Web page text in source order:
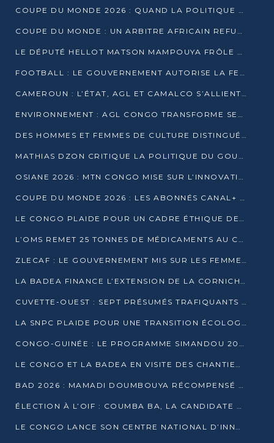
COUPE DU MONDE 2026 : QUAND LA POLITIQUE MENACE L’UNIVERSALITÉ DU FOOTBALL
COUPE DU MONDE : UN ARBITRE AFRICAIN REFUSÉ À L’ENTRÉE DES ÉTATS-UNIS
LE DÉPUTÉ HELLOT MATSON MAMPOUYA FRÔLE LA MORT LORS D’UNE EMBUSCADE DZNS LE POOL
FOOTBALL : LE GOUVERNEMENT AUTORISE LA FECOFOOT À OCCUPER LES COMPLEXES SPORTIFS
CAMEROUN : L’ÉTAT, AGL ET CAMALCO S’ALLIENT POUR UN MÉGA-PROJET FERROVIAIRE
ENVIRONNEMENT : AGL CONGO TRANSFORME SES DÉCHETS EN OUTILS DE FORMATION
DES HOMMES ET FEMMES DE CULTURE DISTINGUÉS POUR LEUR ENGAGEMENT PAR BANTOU CULTURE
MATHIAS DZON CRITIQUE LA POLITIQUE DU GOUVERNEMENT ET ALERTE SUR LA DETTE DU CONGO
OSIANE 2026 : MTN CONGO MISE SUR L’INNOVATION POUR RELEVER LES DÉFIS AFRICAINS
COUPE DU MONDE 2026 : LES ABONNÉS CANAL+ AU CONGO DÉÇUS À QUELQUES JOURS DU COUP D’ENVOI
LE CONGO PLAIDE POUR UN CADRE ÉTHIQUE DE L’INTELLIGENCE ARTIFICIELLE À DAKAR
L’OMS REMET 25 TONNES DE MÉDICAMENTS AU CONGO POUR RENFORCER LA RIPOSTE AUX ÉPIDÉMIES
ZLECAF : LE GOUVERNEMENT MIS SUR LES FEMMES ENTREPRENEURES
LA BADEA FINANCE L’EXTENSION DE LA CORNICHE SUD DE BRAZZAVILLE
CUVETTE-OUEST : SEPT PRÉSUMÉS TRAFIQUANTS DE FAUNE INTERPELLÉS À EWO ET KELLÉ
LA SNPC PLAIDE POUR UNE TRANSITION ÉCOLOGIQUE PROGRESSIVE
CONGO-GUINÉE : LE PROGRAMME SIMANDOU 2040 AU CŒUR DES ÉCHANGES À LA BAD
LE CONGO ET LA BADEA EN VISITE DES CHANTIERS
BAD 2026 : MAMADI DOUMBOUYA RÉCOMPENSÉ PAR LE TROPHÉE BABACAR NDIAYE À BRAZZAVILLE
ÉLECTION À L’OIF : COUMBA BA, LA CANDIDATE DISCRÈTE QUI BOUSCULE LE JEU DIPLOMATIQUE
LE CONGO LANCE SON CENTRE NATIONAL D’INNOVATION